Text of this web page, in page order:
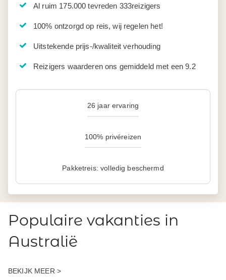
Al ruim 175.000 tevreden 333reizigers
100% ontzorgd op reis, wij regelen het!
Uitstekende prijs-/kwaliteit verhouding
Reizigers waarderen ons gemiddeld met een 9.2
26 jaar ervaring
100% privéreizen
Pakketreis: volledig beschermd
Populaire vakanties in
Australië
BEKIJK MEER >